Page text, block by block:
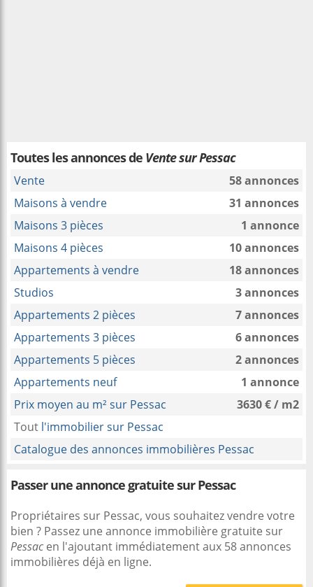
Toutes les annonces de Vente sur Pessac
Vente
58 annonces
Maisons à vendre
31 annonces
Maisons 3 pièces
1 annonce
Maisons 4 pièces
10 annonces
Appartements à vendre
18 annonces
Studios
3 annonces
Appartements 2 pièces
7 annonces
Appartements 3 pièces
6 annonces
Appartements 5 pièces
2 annonces
Appartements neuf
1 annonce
Prix moyen au m² sur Pessac
3630 € / m2
Tout l'immobilier sur Pessac
Catalogue des annonces immobilières Pessac
Passer une annonce gratuite sur Pessac
Propriétaires sur Pessac, vous souhaitez vendre votre
bien ? Passez une annonce immobilière gratuite sur
Pessac en l'ajoutant immédiatement aux 58 annonces
immobilières déjà en ligne.